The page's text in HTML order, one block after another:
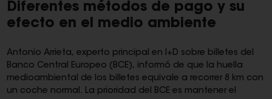
Diferentes métodos de pago y su
efecto en el medio ambiente
Antonio Arrieta, experto principal en I+D sobre billetes del
Banco Central Europeo (BCE), informó de que la huella
medioambiental de los billetes equivale a recorrer 8 km con
un coche normal. La prioridad del BCE es mantener el